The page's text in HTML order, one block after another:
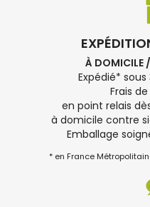
À DOMICILE
Expédié* sous
Frais
en point relais
à domicile contre
Emballage
* en France